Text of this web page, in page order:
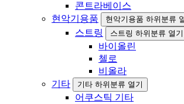
콘트라베이스
현악기용품
현악기용품 하위분류
스트링 스트링 하위분류 열기
바이올린
첼로
비올라
기타
기타 하위분류 열기
어쿠스틱 기타